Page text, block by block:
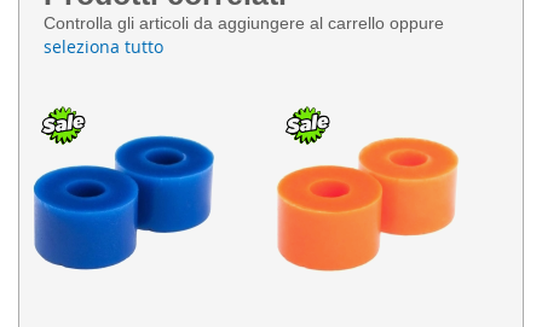
Controlla gli articoli da aggiungere al carrello oppure
seleziona tutto